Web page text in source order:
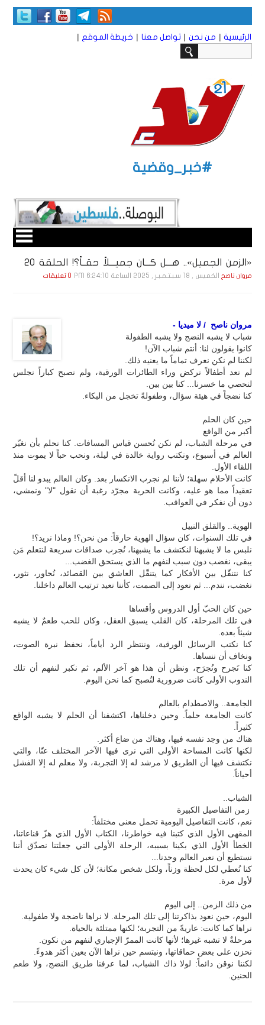
الرئيسية | من نحن | تواصل معنا | خريطة الموقع |
#خبر_وقضية
«الزمن الجميل».. هـــل كـــان جميـــلاً حقــاً؟! الحلقة 20
مروان ناصح الخميس , 18 سـبـتـمـبـر , 2025 الساعة 6:24:10 PM 0 تعليقات
مروان ناصح / لا ميديا -
شباب لا يشبه النضج ولا يشبه الطفولة
كانوا يقولون لنا: أنتم شباب الآن!
لكننا لم نكن نعرف تماماً ما يعنيه ذلك.
لم نعد أطفالاً نركض وراء الطائرات الورقية، ولم نصبح كباراً نجلس
لنحصي ما خسرنا... كنا بين بين.
كنا نضجاً في هيئة سؤال، وطفولةً تخجل من البكاء.
حين كان الحلم
أكبر من الواقع
في مرحلة الشباب، لم نكن نُحسن قياس المسافات. كنا نحلم بأن نغيّر
العالم في أسبوع، ونكتب رواية خالدة في ليلة، ونحب حباً لا يموت منذ
اللقاء الأول.
كانت الأحلام سهلة؛ لأننا لم نجرب الانكسار بعد. وكان العالم يبدو لنا أقلّ
تعقيداً مما هو عليه، وكانت الحرية مجرّد رغبة أن نقول "لا" ونمشي،
دون أن نفكر في العواقب.
الهوية.. والقلق النبيل
في تلك السنوات، كان سؤال الهوية حارقاً: من نحن؟! وماذا نريد؟!
نلبس ما لا يشبهنا لنكتشف ما يشبهنا، نُجرب صداقات سريعة لنتعلم مَن
يبقى، نغضب دون سبب لنفهم ما الذي يستحق الغضب...
كنا نتنقّل بين الأفكار كما يتنقّل العاشق بين القصائد، نُحاور، نثور،
نغضب، نندم... ثم نعود إلى الصمت، كأننا نعيد ترتيب العالم داخلنا.
حين كان الحبّ أول الدروس وأقساها
في تلك المرحلة، كان القلب يسبق العقل، وكان للحب طعمٌ لا يشبه
شيئاً بعده.
كنا نكتب الرسائل الورقية، وننتظر الرد أياماً، نحفظ نبرة الصوت،
ونخاف أن ننساها.
كنا نَجرح ونُجرَح، ونظن أن هذا هو آخر الألم، ثم نكبر لنفهم أن تلك
الندوب الأولى كانت ضرورية لنُصبح كما نحن اليوم.
الجامعة.. والاصطدام بالعالم
كانت الجامعة حلماً. وحين دخلناها، اكتشفنا أن الحلم لا يشبه الواقع
كثيراً.
هناك من وجد نفسه فيها، وهناك من ضاع أكثر.
لكنها كانت المساحة الأولى التي نرى فيها الآخر المختلف عنّا، والتي
نكتشف فيها أن الطريق لا مرشد له إلا التجربة، ولا معلم له إلا الفشل
أحياناً.
الشباب..
زمن التفاصيل الكبيرة
نعم، كانت التفاصيل اليومية تحمل معنى مختلفاً:
المقهى الأول الذي كتبنا فيه خواطرنا، الكتاب الأول الذي هزّ قناعاتنا،
الخطأ الأول الذي بكينا بسببه، الرحلة الأولى التي جعلتنا نصدّق أننا
نستطيع أن نعبر العالم وحدنا...
كنا نُعطي لكل لحظة وزناً، ولكل شخص مكانة؛ لأن كل شيء كان يحدث
لأول مرة.
من ذلك الزمن.. إلى اليوم
اليوم، حين نعود بذاكرتنا إلى تلك المرحلة. لا نراها ناضجة ولا طفولية.
نراها كما كانت: عاريةً من التجربة؛ لكنها ممتلئة بالحياة.
مرحلةٌ لا تشبه غيرها؛ لأنها كانت الممرّ الإجباري لنفهم من نكون.
نحزن على بعض حماقاتها، ونبتسم حين نراها الآن بعين أكثر هدوءً.
لكننا نوقن دائماً: لولا ذاك الشباب، لما عرفنا طريق النضج، ولا طعم
الحنين.